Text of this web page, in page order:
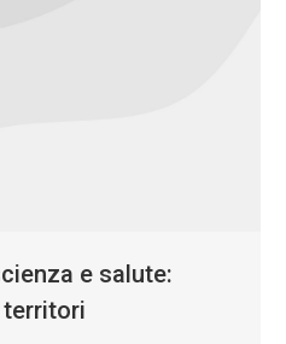
e salute: